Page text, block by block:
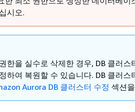
시오.
한을 실수로 삭제한 경우, DB 클러스
하여 복원할 수 있습니다. DB 클러스
Aurora DB 클러스터 수정 섹션